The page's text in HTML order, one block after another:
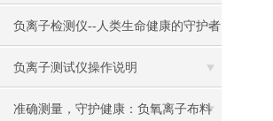
负离子检测仪--人类生命健康的守护者
负离子测试仪操作说明
准确测量，守护健康：负氧离子布料